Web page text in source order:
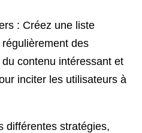
: Créez une liste
régulièrement des
contenu intéressant et
inciter les utilisateurs à
différentes stratégies,